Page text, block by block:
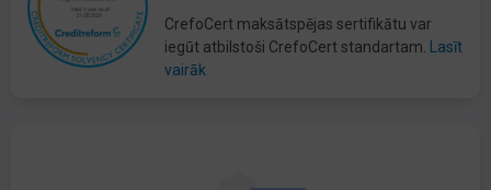
CrefoCert maksātspējas sertifikātu var
iegūt atbilstoši CrefoCert standartam.
Lasīt
vairāk